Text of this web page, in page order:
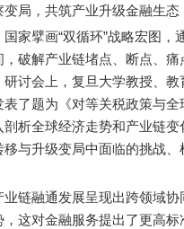
局，共筑产业升级金融生态
擘画“双循环”战略宏图，
，破解产业链堵点、断点、
讨会上，复旦大学教授、教
表了题为《对等关税政策与
剖析全球经济走势和产业链变
移与升级变局中面临的挑战
融通发展呈现出跨领域协
，这对金融服务提出了更高